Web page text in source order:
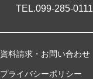
TEL.099-285-0111
資料請求・お問い合わせ
プライバシーポリシー